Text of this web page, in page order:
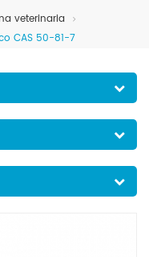
veterinaria
CAS 50-81-7